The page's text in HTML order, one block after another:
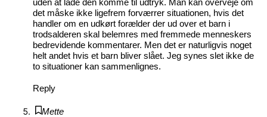
uden at lade den komme til udtryk. Man kan overveje om
det måske ikke ligefrem forværrer situationen, hvis det
handler om en udkørt forælder der ud over et barn i
trodsalderen skal belemres med fremmede menneskers
bedrevidende kommentarer. Men det er naturligvis noget
helt andet hvis et barn bliver slået. Jeg synes slet ikke de
to situationer kan sammenlignes.
Reply
Mette